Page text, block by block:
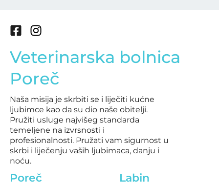
F
c
e
b
o
k
-
s
q
u
a
I
s
t
a
r
a
m
Veterinarska bolnica
Poreč
Naša misija je skrbiti se i liječiti kućne
ljubimce kao da su dio naše obitelji.
Pružiti usluge najvišeg standarda
temeljene na izvrsnosti i
profesionalnosti. Pružati vam sigurnost u
skrbi i liječenju vaših ljubimaca, danju i
noću.
Poreč Labin